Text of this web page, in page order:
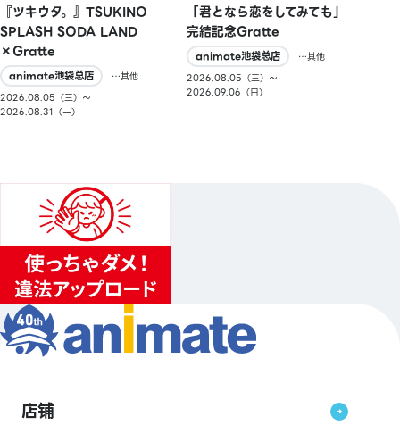
『ツキウタ。』TSUKINO
SPLASH SODA LAND
×Gratte
animate池袋总店
…其他
2026.08.05（三）〜
2026.08.31（一）
「君となら恋をしてみても」
完結記念Gratte
animate池袋总店
…其他
2026.08.05（三）〜
2026.09.06（日）
店铺